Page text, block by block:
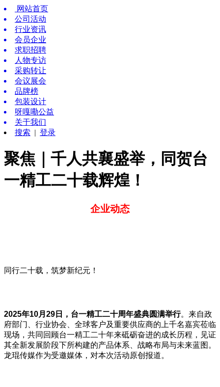
网站首页
公司活动
行业资讯
会员企业
求职招聘
人物专访
采购转让
会议展会
品牌榜
包装设计
呀嘎嘞公益
关于我们
搜索 | 登录
聚焦｜千人共襄盛举，同贺台
一精工二十载辉煌！
企业动态
同行二十载，筑梦新纪元！
2025年10月29日，台一精工二十周年盛典圆满举行。来自政
府部门、行业协会、全球客户及重要供应商的上千名嘉宾莅临
现场，共同回顾台一精工二十年来砥砺奋进的成长历程，见证
其全新发展阶段下所构建的产品体系、战略布局与未来蓝图。
龙琨传媒作为受邀媒体，对本次活动原创报道。